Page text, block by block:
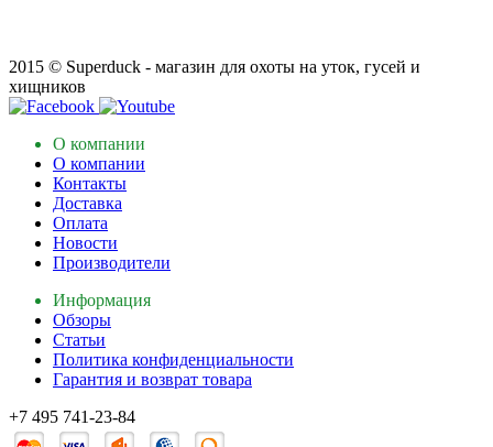
2015 © Superduck - магазин для охоты на уток, гусей и
хищников
О компании
О компании
Контакты
Доставка
Оплата
Новости
Производители
Информация
Обзоры
Статьи
Политика конфиденциальности
Гарантия и возврат товара
+7 495 741-23-84